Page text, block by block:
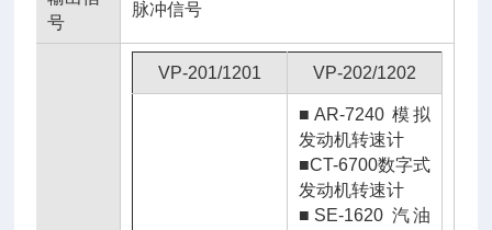
号
脉冲信号
VP-201/1201 VP-202/1202
■AR-7240 模拟
发动机转速计
■CT-6700数字式
发动机转速计
■ SE-1620 汽油